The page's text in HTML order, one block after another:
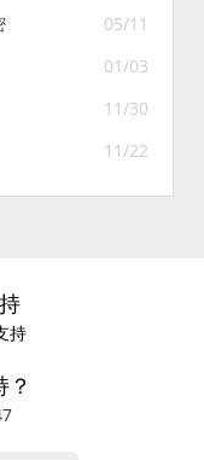
05/11
01/03
11/30
11/22
持